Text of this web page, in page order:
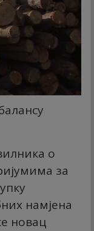
о
за
намјена
новац